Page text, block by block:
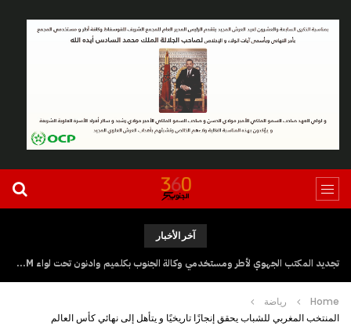
آخر الأخبار
تجديد المكتب الجهوي لأطر ومستخدمي وكالة الجنوب بكلميم وادنون تحت لواء UGTM
Home
رياضة
المنتخب المغربي للشباب يحقق إنجازًا تاريخيًا و يتأهل إلى نهائي كأس العالم